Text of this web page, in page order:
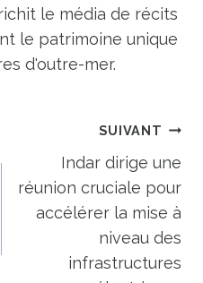
le média de récits
le patrimoine unique
d'outre-mer.
SUIVANT
Indar dirige une
réunion cruciale pour
accélérer la mise à
niveau des
infrastructures